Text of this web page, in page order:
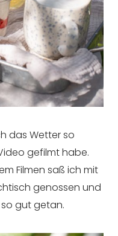
das Wetter so
gefilmt habe.
Filmen saß ich mit
genossen und
gut getan.